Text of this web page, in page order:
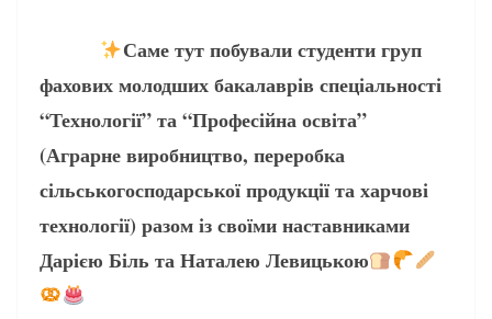
Саме тут побували студенти груп
фахових молодших бакалаврів спеціальності
“Технології” та “Професійна освіта”
(Аграрне виробництво, переробка
сільськогосподарської продукції та харчові
технології) разом із своїми наставниками
Дарією Біль та Наталею Левицькою